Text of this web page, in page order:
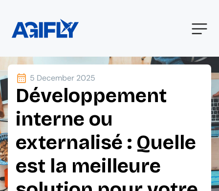
5 December 2025
Développement
interne ou
externalisé : Quelle
est la meilleure